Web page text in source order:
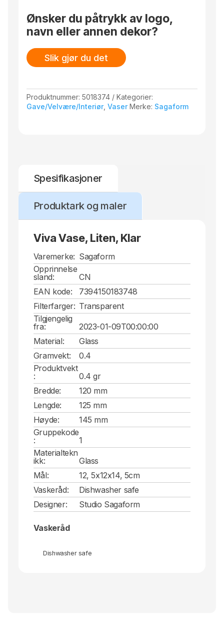
Ønsker du påtrykk av logo,
navn eller annen dekor?
Slik gjør du det
Produktnummer:5018374
Kategorier:
Gave/Velvære/Interiør,Vaser Merke: Sagaform
Spesifikasjoner
Produktark og maler
Viva Vase, Liten, Klar
Varemerke: Sagaform
Opprinnelse
sland:
CN
EAN kode:
7394150183748
Filterfarger: Transparent
Tilgjengelig
fra:
2023-01-09T00:00:00
Material:
Glass
Gramvekt:
0.4
Produktvekt
:
0.4 gr
Bredde:
120 mm
Lengde:
125 mm
Høyde:
145 mm
Gruppekode
:
1
Materialtekn
ikk:
Glass
Mål:
12, 5x12x14, 5cm
Vaskeråd:
Dishwasher safe
Designer:
Studio Sagaform
Vaskeråd
Dishwasher safe